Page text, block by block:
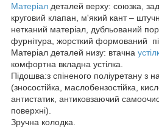
Матеріал деталей верху: союзка,
круговий клапан, м'який кант –
нетканий матеріал, дубльований
фурнітура, жорсткий формований
Матеріал деталей низу: втачна
комфортна вкладна устілка.
Підошва:з спіненого поліуретану з
(зносостійка, маслобензостійка,
антистатик, антиковзаючий
поверхні).
Зручна колодка.